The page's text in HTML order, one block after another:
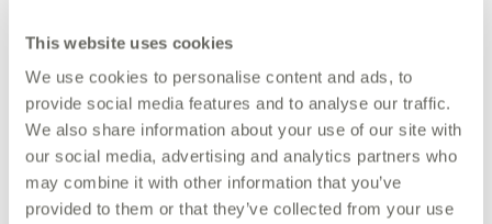
This website uses cookies
We use cookies to personalise content and ads, to
provide social media features and to analyse our traffic.
We also share information about your use of our site with
our social media, advertising and analytics partners who
may combine it with other information that you’ve
provided to them or that they’ve collected from your use
Un succès rendu possible grâce à un accompagnement de
proximité, des formations ciblées et des projets prêts à
l’emploi configurés dansArcGIS Pro.
Chacun peut créer sa propre carte, croiser ses observations,
produire des analyses ou suivre ses indicateurs. Le SIG est
devenu unoutil collectif, un lien entre les métiers et les